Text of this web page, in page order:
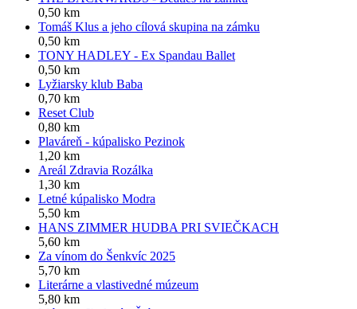
0,50 km
Tomáš Klus a jeho cílová skupina na zámku
0,50 km
TONY HADLEY - Ex Spandau Ballet
0,50 km
Lyžiarsky klub Baba
0,70 km
Reset Club
0,80 km
Plaváreň - kúpalisko Pezinok
1,20 km
Areál Zdravia Rozálka
1,30 km
Letné kúpalisko Modra
5,50 km
HANS ZIMMER HUDBA PRI SVIEČKACH
5,60 km
Za vínom do Šenkvíc 2025
5,70 km
Literárne a vlastivedné múzeum
5,80 km